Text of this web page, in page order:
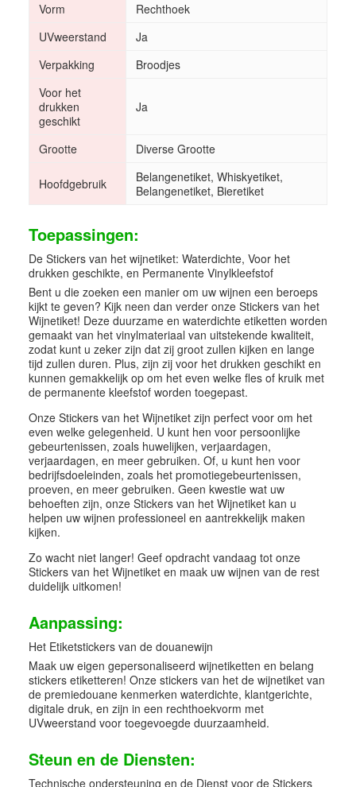
Vorm
Rechthoek
UVweerstand
Ja
Verpakking
Broodjes
Voor het
drukken
geschikt
Ja
Grootte Diverse Grootte
Hoofdgebruik
Belangenetiket, Whiskyetiket,
Belangenetiket, Bieretiket
Toepassingen:
De Stickers van het wijnetiket: Waterdichte, Voor het
drukken geschikte, en Permanente Vinylkleefstof
Bent u die zoeken een manier om uw wijnen een beroeps
kijkt te geven? Kijk neen dan verder onze Stickers van het
Wijnetiket! Deze duurzame en waterdichte etiketten worden
gemaakt van het vinylmateriaal van uitstekende kwaliteit,
zodat kunt u zeker zijn dat zij groot zullen kijken en lange
tijd zullen duren. Plus, zijn zij voor het drukken geschikt en
kunnen gemakkelijk op om het even welke fles of kruik met
de permanente kleefstof worden toegepast.
Onze Stickers van het Wijnetiket zijn perfect voor om het
even welke gelegenheid. U kunt hen voor persoonlijke
gebeurtenissen, zoals huwelijken, verjaardagen,
verjaardagen, en meer gebruiken. Of, u kunt hen voor
bedrijfsdoeleinden, zoals het promotiegebeurtenissen,
proeven, en meer gebruiken. Geen kwestie wat uw
behoeften zijn, onze Stickers van het Wijnetiket kan u
helpen uw wijnen professioneel en aantrekkelijk maken
kijken.
Zo wacht niet langer! Geef opdracht vandaag tot onze
Stickers van het Wijnetiket en maak uw wijnen van de rest
duidelijk uitkomen!
Aanpassing:
Het Etiketstickers van de douanewijn
Maak uw eigen gepersonaliseerd wijnetiketten en belang
stickers etiketteren! Onze stickers van het de wijnetiket van
de premiedouane kenmerken waterdichte, klantgerichte,
digitale druk, en zijn in een rechthoekvorm met
UVweerstand voor toegevoegde duurzaamheid.
Steun en de Diensten:
Technische ondersteuning en de Dienst voor de Stickers